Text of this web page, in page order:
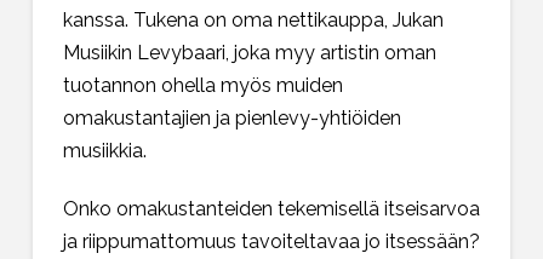
kanssa. Tukena on oma nettikauppa, Jukan
Musiikin Levybaari, joka myy artistin oman
tuotannon ohella myös muiden
omakustantajien ja pienlevy-yhtiöiden
musiikkia.
Onko omakustanteiden tekemisellä itseisarvoa
ja riippumattomuus tavoiteltavaa jo itsessään?